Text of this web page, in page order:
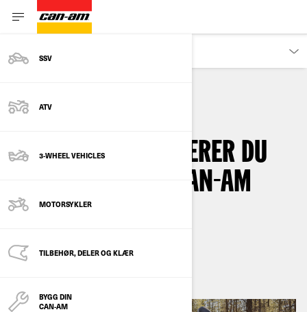
SSV
ATV
3-WHEEL VEHICLES
MOTORSYKLER
TILBEHØR, DELER OG KLÆR
BYGG DIN
CAN-AM
ATV
HVORDAN INSTALLERER DU
EN VINSJ PÅ DIN CAN-AM
ATV?
oktober 2022